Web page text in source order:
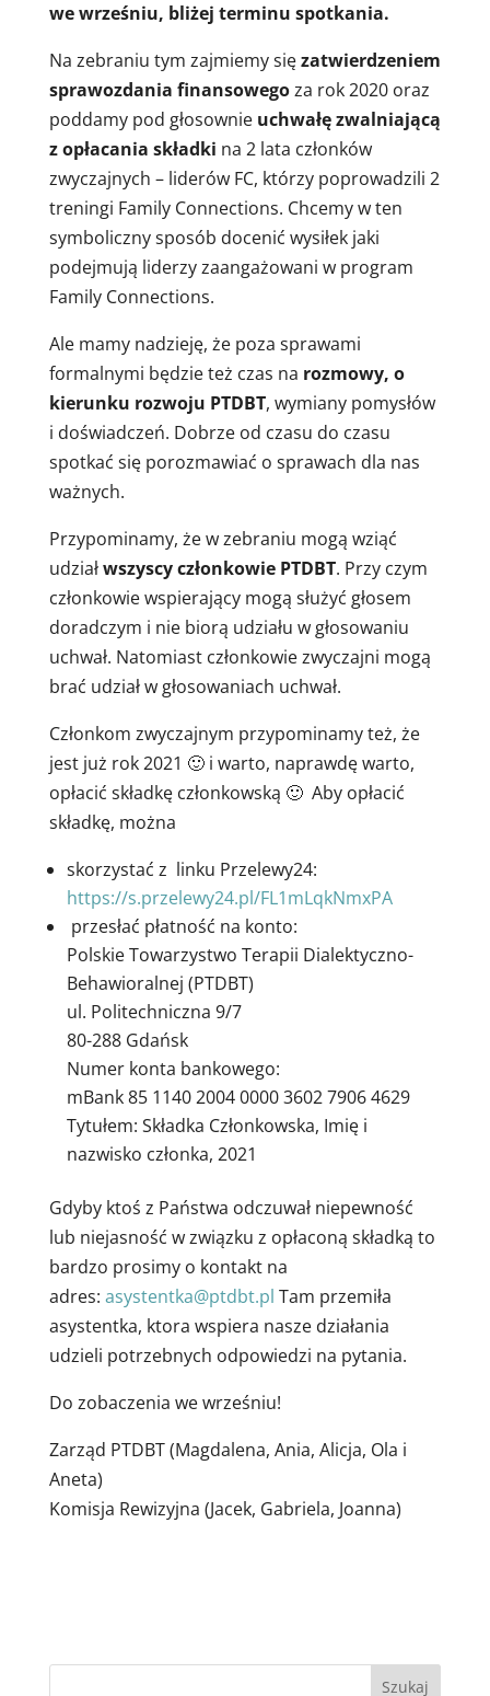
we wrześniu, bliżej terminu spotkania.
Na zebraniu tym zajmiemy sięzatwierdzeniem
sprawozdania finansowegoza rok 2020 oraz
poddamy pod głosownie uchwałę zwalniającą
z opłacania składki na 2 lata członków
zwyczajnych – liderów FC, którzy poprowadzili 2
treningi Family Connections. Chcemy w ten
symboliczny sposób docenić wysiłek jaki
podejmują liderzy zaangażowani w program
Family Connections.
Ale mamy nadzieję, że poza sprawami
formalnymi będzie też czas na rozmowy, o
kierunku rozwoju PTDBT, wymiany pomysłów
i doświadczeń. Dobrze od czasu do czasu
spotkać się porozmawiać o sprawach dla nas
ważnych.
Przypominamy, że w zebraniu mogą wziąć
udziałwszyscy członkowie PTDBT. Przy czym
członkowie wspierający mogą służyć głosem
doradczym i nie biorą udziału w głosowaniu
uchwał. Natomiast członkowie zwyczajni mogą
brać udział w głosowaniach uchwał.
Członkom zwyczajnym przypominamy też, że
jest już rok 2021 🙂 i warto, naprawdę warto,
opłacić składkę członkowską 🙂 Aby opłacić
składkę, można
skorzystać z linku Przelewy24:
https://s.przelewy24.pl/FL1mLqkNmxPA
przesłać płatność na konto:
Polskie Towarzystwo Terapii Dialektyczno-
Behawioralnej (PTDBT)
ul. Politechniczna 9/7
80-288 Gdańsk
Numer konta bankowego:
mBank 85 1140 2004 0000 3602 7906 4629
Tytułem: Składka Członkowska, Imię i
nazwisko członka, 2021
Gdyby ktoś z Państwa odczuwał niepewność
lub niejasność w związku z opłaconą składką to
bardzo prosimy o kontakt na
adres: asystentka@ptdbt.pl Tam przemiła
asystentka, ktora wspiera nasze działania
udzieli potrzebnych odpowiedzi na pytania.
Do zobaczenia we wrześniu!
Zarząd PTDBT (Magdalena, Ania, Alicja, Ola i
Aneta)
Komisja Rewizyjna (Jacek, Gabriela, Joanna)